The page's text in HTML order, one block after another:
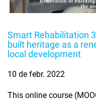
Smart Rehabilitation
built heritage as a
local development
10 de febr. 2022
This online course